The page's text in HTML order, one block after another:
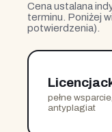
Cena ustalana
terminu. Poniżej
potwierdzenia).
pełne
antyplagiat